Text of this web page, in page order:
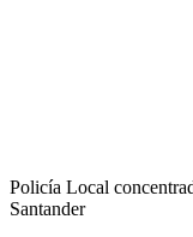
Policía Local
Santander